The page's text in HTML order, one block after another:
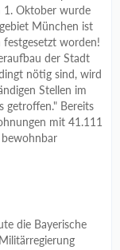
1. Oktober wurde
München ist
worden!
der Stadt
nötig sind, wird
Stellen im
getroffen." Bereits
mit 41.111
die Bayerische